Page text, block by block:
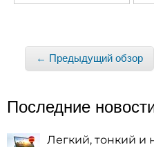
← Предыдущий обзор
Последние
Легкий, тонкий и